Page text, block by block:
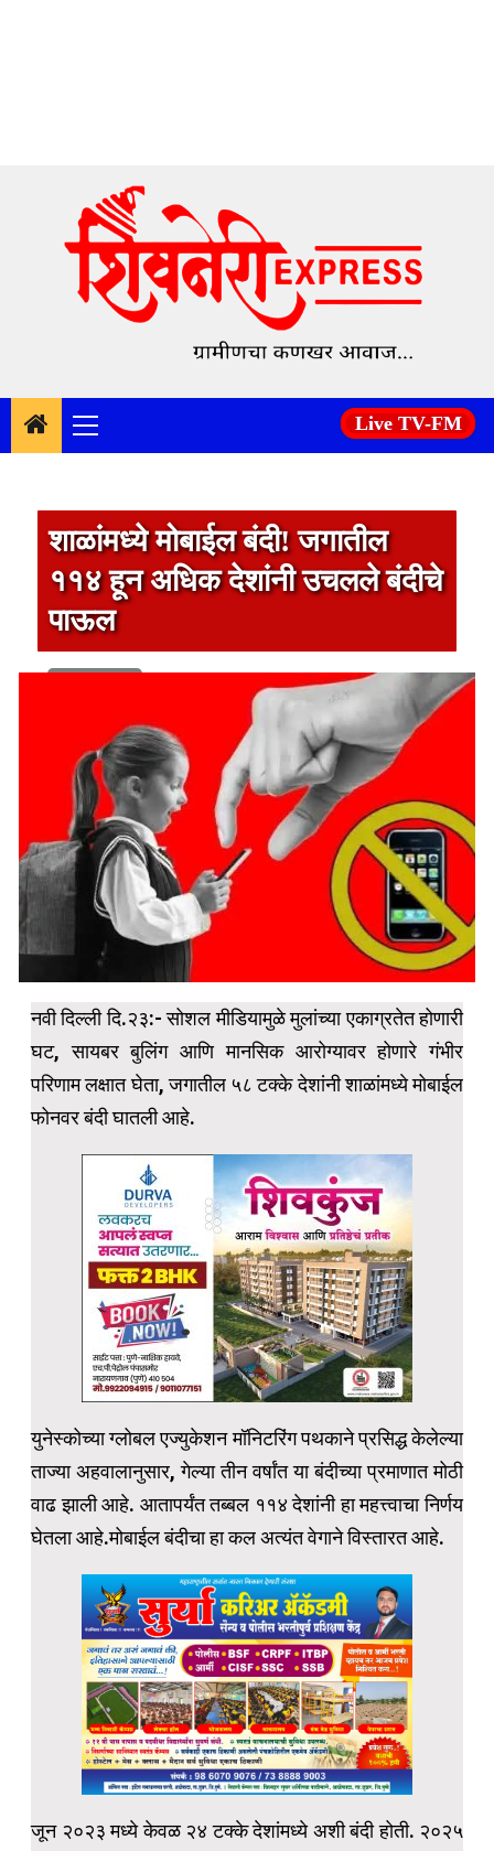
content
Primary
Menu
Live TV-FM
शाळांमध्ये मोबाईल बंदी! जगातील
११४ हून अधिक देशांनी उचलले बंदीचे
पाऊल
नवी दिल्ली दि.२३:- सोशल मीडियामुळे मुलांच्या एकाग्रतेत होणारी
घट, सायबर बुलिंग आणि मानसिक आरोग्यावर होणारे गंभीर
परिणाम लक्षात घेता, जगातील ५८ टक्के देशांनी शाळांमध्ये मोबाईल
फोनवर बंदी घातली आहे.
युनेस्कोच्या ग्लोबल एज्युकेशन मॉनिटरिंग पथकाने प्रसिद्ध केलेल्या
ताज्या अहवालानुसार, गेल्या तीन वर्षांत या बंदीच्या प्रमाणात मोठी
वाढ झाली आहे. आतापर्यंत तब्बल ११४ देशांनी हा महत्त्वाचा निर्णय
घेतला आहे.मोबाईल बंदीचा हा कल अत्यंत वेगाने विस्तारत आहे.
जून २०२३ मध्ये केवळ २४ टक्के देशांमध्ये अशी बंदी होती. २०२५